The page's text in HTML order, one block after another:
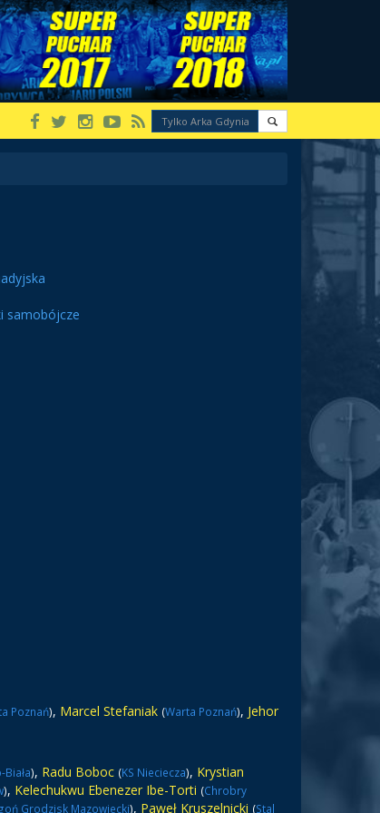
samobójcze
Poznań), Marcel Stefaniak (Warta Poznań), Jehor
), Radu Boboc (KS Nieciecza), Krystian
), Kelechukwu Ebenezer Ibe-Torti (Chrobry
Grodzisk Mazowiecki), Paweł Kruszelnicki (Stal